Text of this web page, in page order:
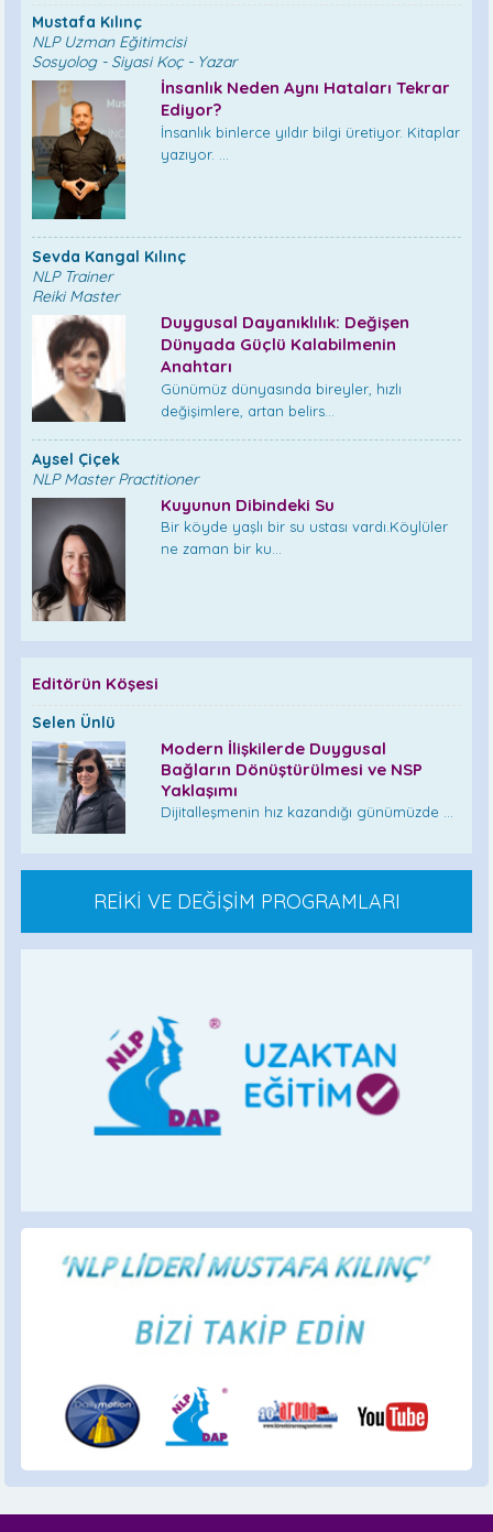
Mustafa Kılınç
NLP Uzman Eğitimcisi
Sosyolog - Siyasi Koç - Yazar
İnsanlık Neden Aynı Hataları Tekrar
Ediyor?
İnsanlık binlerce yıldır bilgi üretiyor. Kitaplar
yazıyor. ...
Sevda Kangal Kılınç
NLP Trainer
Reiki Master
Duygusal Dayanıklılık: Değişen
Dünyada Güçlü Kalabilmenin
Anahtarı
Günümüz dünyasında bireyler, hızlı
değişimlere, artan belirs...
Aysel Çiçek
NLP Master Practitioner
Kuyunun Dibindeki Su
Bir köyde yaşlı bir su ustası vardı.Köylüler
ne zaman bir ku...
Editörün Köşesi
Selen Ünlü
Modern İlişkilerde Duygusal
Bağların Dönüştürülmesi ve NSP
Yaklaşımı
Dijitalleşmenin hız kazandığı günümüzde ...
REİKİ VE DEĞİŞİM PROGRAMLARI